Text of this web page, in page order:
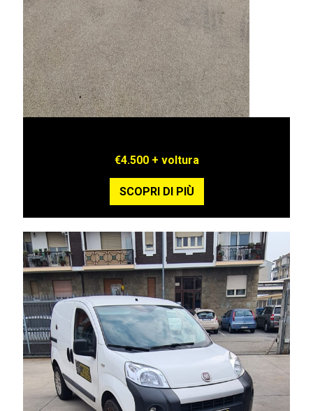
€4.500 + voltura
SCOPRI DI PIÙ